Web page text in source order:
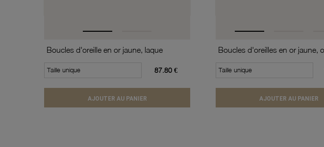
Boucles d'oreille en or jaune, laque
Taille unique 87.80 €
AJOUTER AU PANIER
Taille unique
AJOUTER AU PANIER